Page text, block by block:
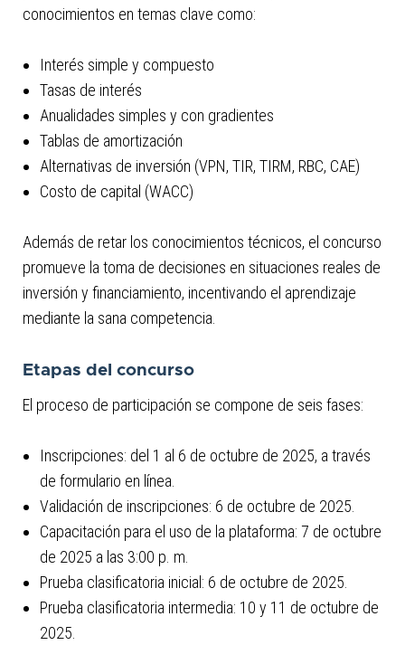
conocimientos en temas clave como:
Interés simple y compuesto
Tasas de interés
Anualidades simples y con gradientes
Tablas de amortización
Alternativas de inversión (VPN, TIR, TIRM, RBC, CAE)
Costo de capital (WACC)
Además de retar los conocimientos técnicos, el concurso
promueve la toma de decisiones en situaciones reales de
inversión y financiamiento, incentivando el aprendizaje
mediante la sana competencia.
Etapas del concurso
El proceso de participación se compone de seis fases:
Inscripciones: del 1 al 6 de octubre de 2025, a través
de formulario en línea.
Validación de inscripciones: 6 de octubre de 2025.
Capacitación para el uso de la plataforma: 7 de octubre
de 2025 a las 3:00 p. m.
Prueba clasificatoria inicial: 6 de octubre de 2025.
Prueba clasificatoria intermedia: 10 y 11 de octubre de
2025.